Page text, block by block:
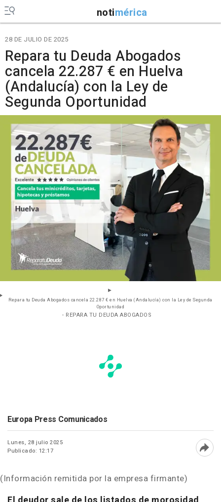
notimérica
28 DE JULIO DE 2025
Repara tu Deuda Abogados
cancela 22.287 € en Huelva
(Andalucía) con la Ley de
Segunda Oportunidad
Repara tu Deuda Abogados cancela 22.287 € en Huelva (Andalucía) con la Ley de Segunda
Oportunidad
- REPARA TU DEUDA ABOGADOS
Europa Press Comunicados
Lunes, 28 julio 2025
Publicado: 12:17
(Información remitida por la empresa firmante)